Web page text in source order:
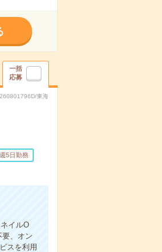
一括
応募
東海
週5日勤務
イルO
、オン
スを利用